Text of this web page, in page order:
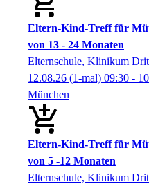
Eltern-Kind-Treff für
von 13 - 24 Monaten
Elternschule, Klinikum
12.08.26 (1-mal) 09:30 -
München
Eltern-Kind-Treff für
von 5 -12 Monaten
Elternschule, Klinikum